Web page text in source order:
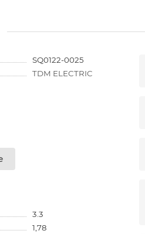
SQ0122-0025
TDM ELECTRIC
3.3
1,78